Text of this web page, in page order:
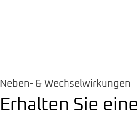
Neben- & Wechselwirkungen
Erhalten Sie